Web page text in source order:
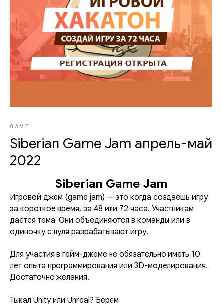
GAME
Siberian Game Jam апрель-май
2022
Siberian Game Jam
Игровой джем (game jam) — это когда создаёшь игру
за короткое время, за 48 или 72 часа. Участникам
даётся тема. Они объединяются в команды или в
одиночку с нуля разрабатывают игру.
Для участия в гейм-джеме не обязательно иметь 10
лет опыта программирования или 3D-моделирования.
Достаточно желания.
Тыкал Unity или Unreal? Берём